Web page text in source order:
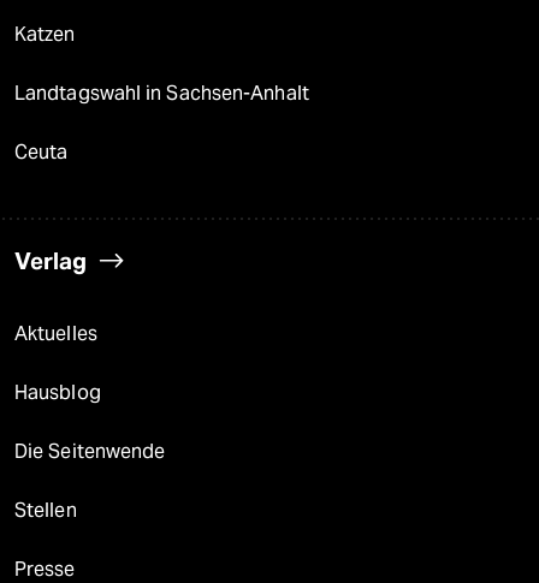
Katzen
Landtagswahl in Sachsen-Anhalt
Ceuta
Verlag
Aktuelles
Hausblog
Die Seitenwende
Stellen
Presse